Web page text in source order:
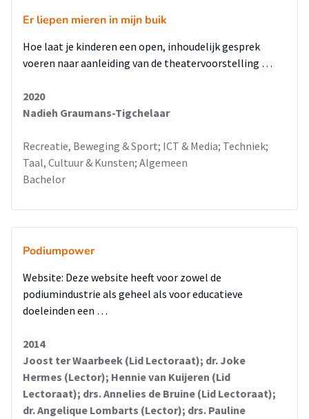
Er liepen mieren in mijn buik
Hoe laat je kinderen een open, inhoudelijk gesprek
voeren naar aanleiding van de theatervoorstelling …
2020
Nadieh Graumans-Tigchelaar
Recreatie, Beweging & Sport; ICT & Media; Techniek;
Taal, Cultuur & Kunsten; Algemeen
Bachelor
Podiumpower
Website: Deze website heeft voor zowel de
podiumindustrie als geheel als voor educatieve
doeleinden een …
2014
Joost ter Waarbeek (Lid Lectoraat); dr. Joke
Hermes (Lector); Hennie van Kuijeren (Lid
Lectoraat); drs. Annelies de Bruine (Lid Lectoraat);
dr. Angelique Lombarts (Lector); drs. Pauline